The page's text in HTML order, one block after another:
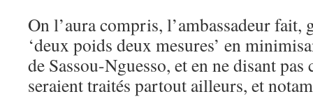
On l’aura compris, l’ambassadeur fait,
‘deux poids deux mesures’ en
de Sassou-Nguesso, et en ne disant
seraient traités partout ailleurs, et